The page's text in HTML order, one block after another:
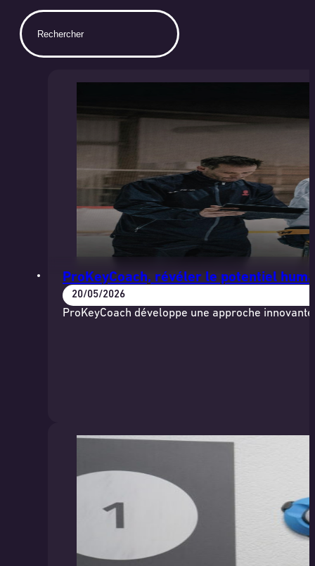
ProKeyCoach, révéler le potentiel
20/05/2026
ProKeyCoach développe une approche